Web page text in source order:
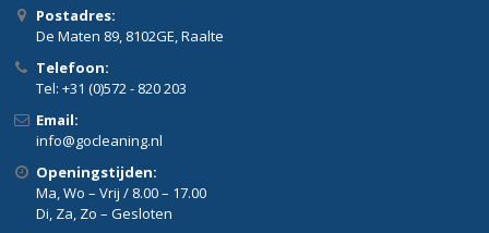
Postadres:
De Maten 89, 8102GE, Raalte
Telefoon:
Tel: +31 (0)572 - 820 203
Email:
info@gocleaning.nl
Openingstijden:
Ma, Wo – Vrij / 8.00 – 17.00
Di, Za, Zo – Gesloten